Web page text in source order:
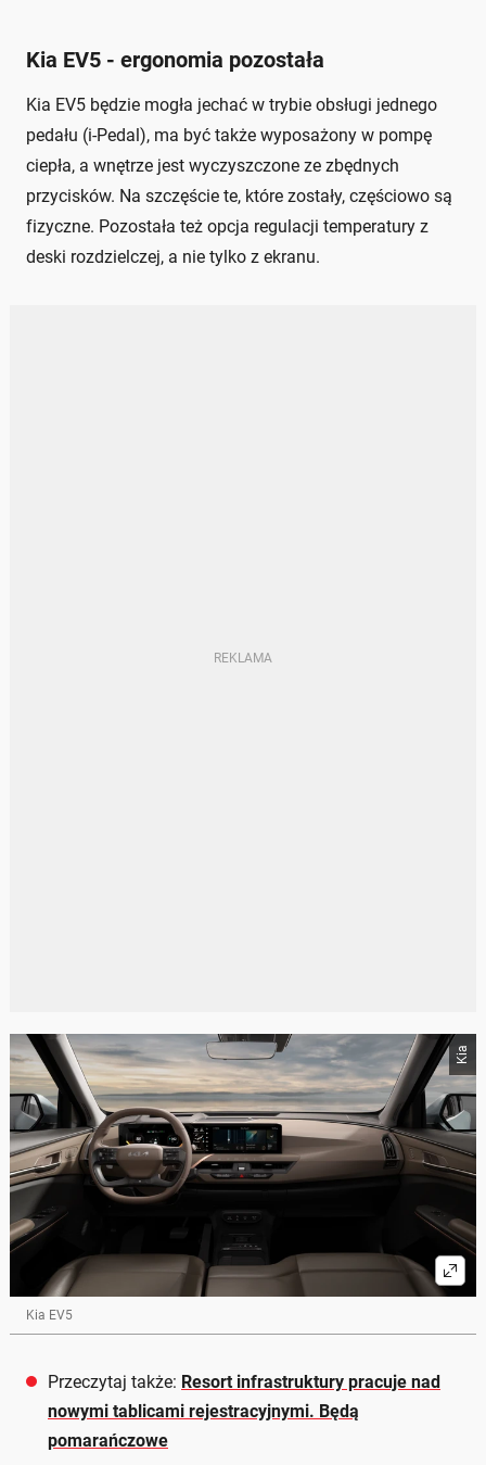
Kia EV5 - ergonomia pozostała
Kia EV5 będzie mogła jechać w trybie obsługi jednego
pedału (i-Pedal), ma być także wyposażony w pompę
ciepła, a wnętrze jest wyczyszczone ze zbędnych
przycisków. Na szczęście te, które zostały, częściowo są
fizyczne. Pozostała też opcja regulacji temperatury z
deski rozdzielczej, a nie tylko z ekranu.
Kia
Kia EV5
Przeczytaj także: Resort infrastruktury pracuje nad
nowymi tablicami rejestracyjnymi. Będą
pomarańczowe